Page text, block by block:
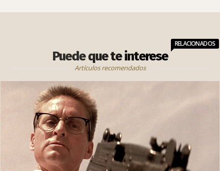
Puede que te interese
RELACIONADOS
Artículos recomendados